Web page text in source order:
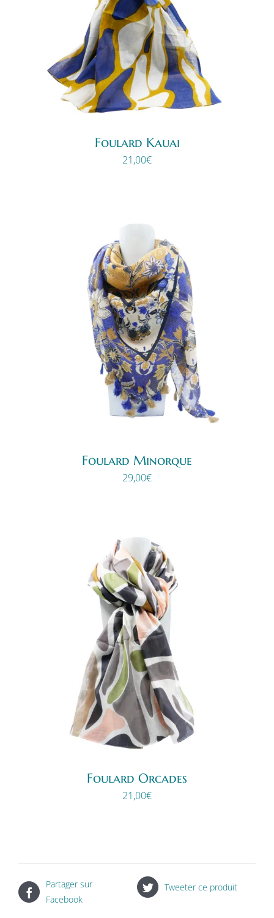
Foulard Kauai
21,00€
Foulard Minorque
29,00€
Foulard Orcades
21,00€
Partager sur
Facebook
Tweeter ce produit